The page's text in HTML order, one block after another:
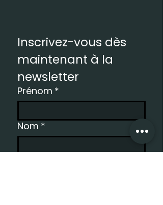
Inscrivez-vous dès
maintenant à la
newsletter
Prénom *
Nom *